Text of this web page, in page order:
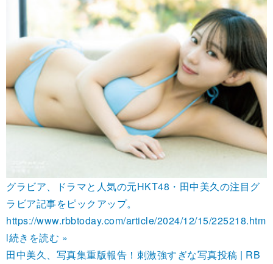
グラビア、ドラマと人気の元HKT48・田中美久の注目グ
ラビア記事をピックアップ。
https://www.rbbtoday.com/article/2024/12/15/225218.htm
l続きを読む »
田中美久、写真集重版報告！刺激強すぎな写真投稿 | RB